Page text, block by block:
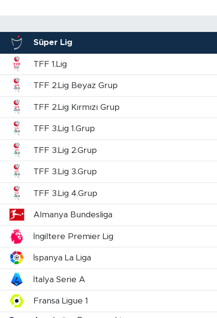
Süper Lig
TFF 1.Lig
TFF 2.Lig Beyaz Grup
TFF 2.Lig Kırmızı Grup
TFF 3.Lig 1.Grup
TFF 3.Lig 2.Grup
TFF 3.Lig 3.Grup
TFF 3.Lig 4.Grup
Almanya Bundesliga
İngiltere Premier Lig
İspanya La Liga
İtalya Serie A
Fransa Ligue 1